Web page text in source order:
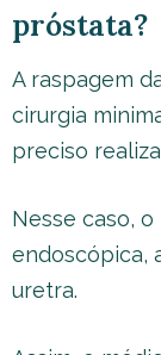
próstata?
A raspagem
cirurgia
preciso
Nesse caso,
endoscópica,
uretra.